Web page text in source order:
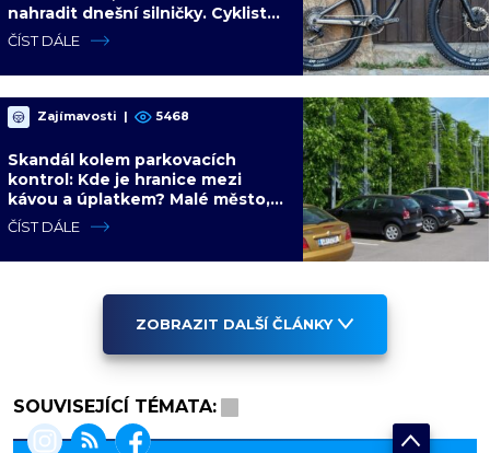
nahradit dnešní silničky. Cyklisté
mají rozporuplné názory
ČÍST DÁLE
Zajímavosti | 5468
Skandál kolem parkovacích
kontrol: Kde je hranice mezi
kávou a úplatkem? Malé město,
malá výhoda, velký problém
ČÍST DÁLE
ZOBRAZIT DALŠÍ ČLÁNKY
SOUVISEJÍCÍ TÉMATA: